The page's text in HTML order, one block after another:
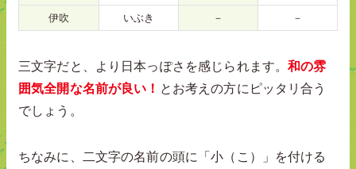
伊吹 いぶき － －
三文字だと、より日本っぽさを感じられます。和の雰
囲気全開な名前が良い！ とお考えの方にピッタリ合う
でしょう。
ちなみに、二文字の名前の頭に「小（こ）」を付ける